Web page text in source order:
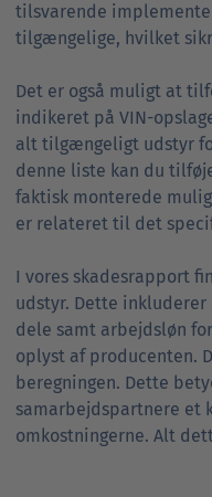
tilsvarende
tilgængelige, hvilket
Det er også muligt at
indikeret på VIN-
alt tilgængeligt udstyr
denne liste kan du
faktisk monterede
er relateret til det
I vores skadesrapport
udstyr. Dette
dele samt arbejdsløn
oplyst af producenten.
beregningen. Dette
samarbejdspartnere et
omkostningerne. Alt